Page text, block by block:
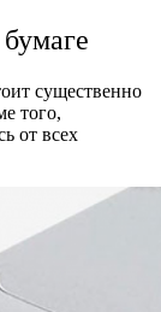
существенно
того,
от всех